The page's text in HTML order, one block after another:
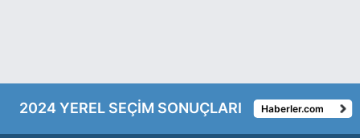
2024 YEREL SEÇİM SONUÇLARI Haberler.com